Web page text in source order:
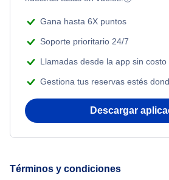
Flights from Shanghai to Nueva York
Flights from Delhi to Nueva York
Adventure Vacations
Gana hasta 6X puntos
Soporte prioritario 24/7
Llamadas desde la app sin costo
Gestiona tus reservas estés
Descargar
Términos y condiciones